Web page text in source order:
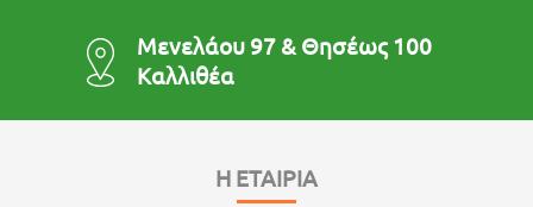
Μενελάου 97 & Θησέως 100
Καλλιθέα
Η ΕΤΑΙΡΙΑ